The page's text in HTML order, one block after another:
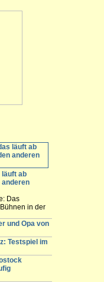
läuft ab
anderen
Das
in der
in
Hier
Spielstätten
und Opa von
Testspiel im